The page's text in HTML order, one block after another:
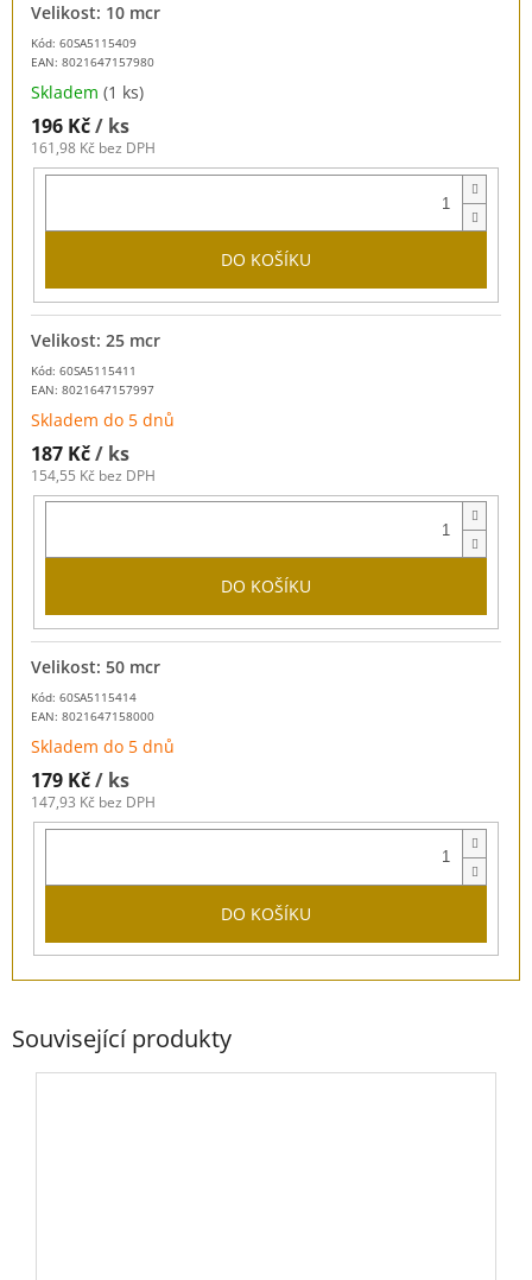
Kód: 60SA5115409
EAN: 8021647157980
Velikost: 10 mcr
Skladem (1 ks)
196 Kč/ ks
161,98 Kč bez DPH
DO KOŠÍKU
Kód: 60SA5115411
EAN: 8021647157997
Velikost: 25 mcr
Skladem do 5 dnů
187 Kč/ ks
154,55 Kč bez DPH
DO KOŠÍKU
Kód: 60SA5115414
EAN: 8021647158000
Velikost: 50 mcr
Skladem do 5 dnů
179 Kč/ ks
147,93 Kč bez DPH
DO KOŠÍKU
Související produkty